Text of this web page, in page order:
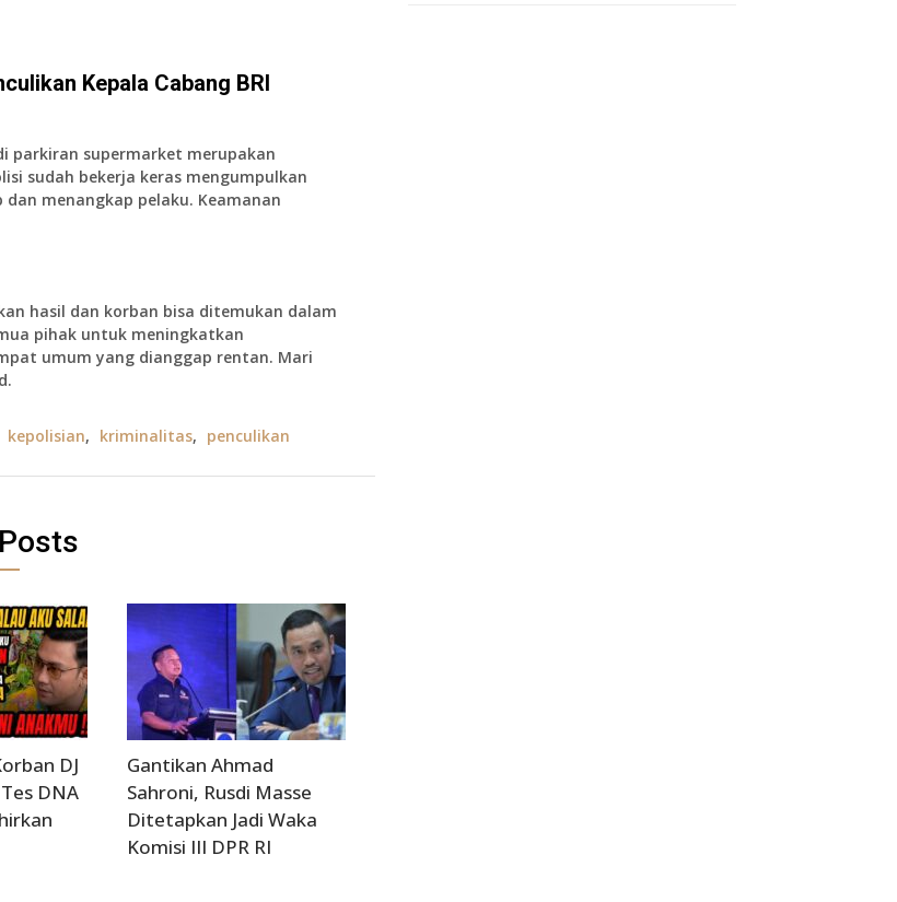
Kepala Cabang BRI
parkiran supermarket merupakan
sudah bekerja keras mengumpulkan
menangkap pelaku. Keamanan
hasil dan korban bisa ditemukan dalam
pihak untuk meningkatkan
umum yang dianggap rentan. Mari
kepolisian, kriminalitas, penculikan
DJ
DNA
Gantikan Ahmad
Sahroni, Rusdi Masse
Ditetapkan Jadi Waka
Komisi III DPR RI